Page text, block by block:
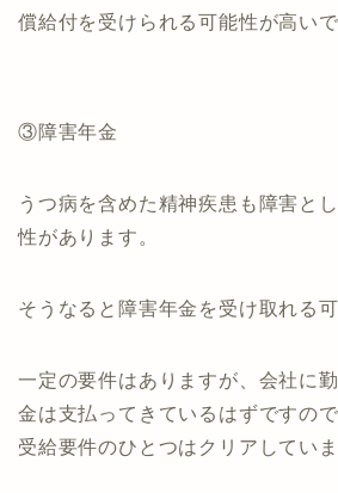
償給付を受けられる可能性が高いで
③障害年金
うつ病を含めた精神疾患も障害と
性があります。
そうなると障害年金を受け取れる
一定の要件はありますが、会社に
金は支払ってきているはずですの
受給要件のひとつはクリアしていま